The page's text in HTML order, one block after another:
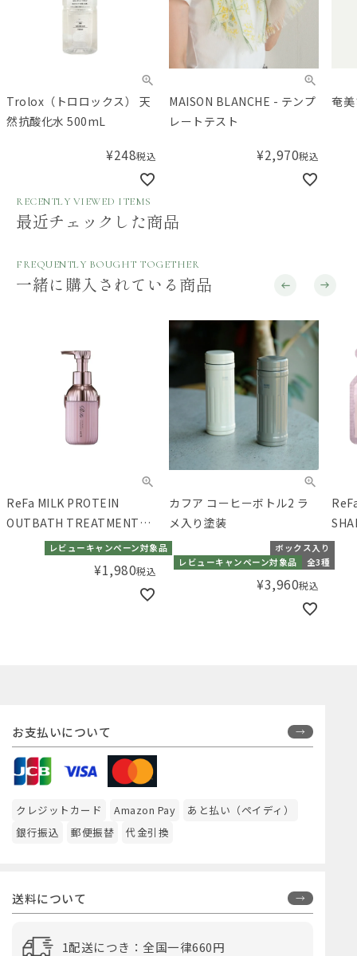
Trolox（トロロックス） 天
然抗酸化水 500mL
¥248税込
MAISON BLANCHE - テンプ
レートテスト
¥2,970税込
奄
RECENTLY VIEWED ITEMS
最近チェックした商品
FREQUENTLY BOUGHT TOGETHER
一緒に購入されている商品
ReFa MILK PROTEIN
OUTBATH TREATMENT
PINK（リファミルクプロテ
インアウトバストリートメ
レビューキャンペーン対象品
¥1,980税込
カフア コーヒーボトル2 ラ
メ入り塗装
ボックス入り
レビューキャンペーン対象品
全3種
¥3,960税込
お支払いについて
クレジットカード Amazon Pay
あと払い（ペイディ）
銀行振込
郵便振替 代金引換
送料について
1配送につき：全国一律660円